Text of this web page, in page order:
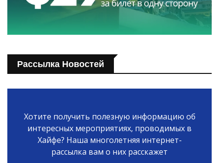
Рассылка Новостей
Хотите получить полезную информацию об
интересных мероприятиях, проводимых в
Хайфе? Наша многолетняя интернет-
рассылка вам о них расскажет